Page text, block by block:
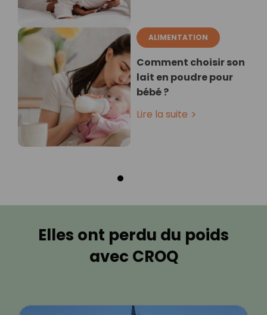
ALIMENTATION
Comment choisir son
lait en poudre pour
bébé ?
Lire la suite
Elles ont perdu du poids
avec CROQ